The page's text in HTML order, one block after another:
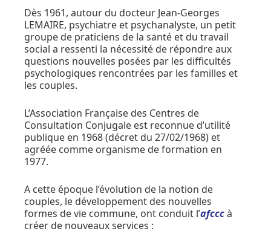
Dès 1961, autour du docteur Jean-Georges
LEMAIRE, psychiatre et psychanalyste, un petit
groupe de praticiens de la santé et du travail
social a ressenti la nécessité de répondre aux
questions nouvelles posées par les difficultés
psychologiques rencontrées par les familles et
les couples.
L’Association Française des Centres de
Consultation Conjugale est reconnue d’utilité
publique en 1968 (décret du 27/02/1968) et
agréée comme organisme de formation en
1977.
A cette époque l’évolution de la notion de
couples, le développement des nouvelles
formes de vie commune, ont conduit l’afcccà
créer de nouveaux services :